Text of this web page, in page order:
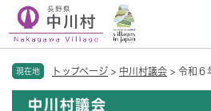
現在地 トップページ > 中川村議会 > 令和６
中川村議会